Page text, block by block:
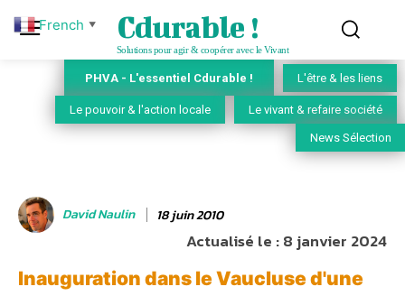
Cdurable !
Solutions pour agir & coopérer avec le Vivant
PHVA - L'essentiel Cdurable ! L'être & les liens
Le pouvoir & l'action locale Le vivant & refaire société
News Sélection
David Naulin 18 juin 2010
Actualisé le :8 janvier 2024
Inauguration dans le Vaucluse d'une
French ▼